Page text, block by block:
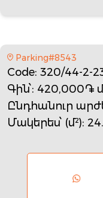
Parking#8543
Code: 320/44-2-
Գին՝: 420,000֏
Ընդհանուր
Մակերես՝ (մ²):